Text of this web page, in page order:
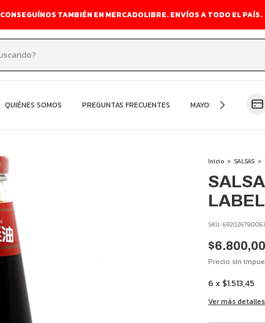
CONSEGUÍNOS TAMBIÉN EN MERCADOLIBRE. ENVÍOS A TODO EL PAÍS.
QUIÉNES SOMOS PREGUNTAS FRECUENTES MAYORISTA
Inicio > SALSAS >
SKU:
$6.800,00
Precio sin
6x $1.513,45
Ver más detalles